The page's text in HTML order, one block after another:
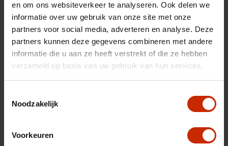
en om ons websiteverkeer te analyseren. Ook delen we
informatie over uw gebruik van onze site met onze
partners voor social media, adverteren en analyse. Deze
partners kunnen deze gegevens combineren met andere
informatie die u aan ze heeft verstrekt of die ze hebben
verzameld op basis van uw gebruik van hun services.
Noodzakelijk
Voorkeuren